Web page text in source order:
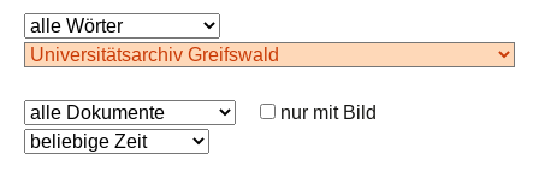
nur mit Bild